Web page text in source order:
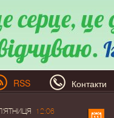
RSS Контакти
П'ЯТНИЦЯ
12:06